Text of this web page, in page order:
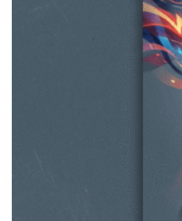
Colaboradores